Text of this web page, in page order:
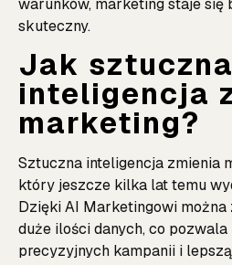
warunków, marketing staje się
skuteczny.
Jak sztuczna
inteligencja
marketing?
Sztuczna inteligencja zmienia
który jeszcze kilka lat temu
Dzięki AI Marketingowi
duże ilości danych, co
precyzyjnych kampanii i